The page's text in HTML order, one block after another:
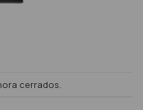
cerrados.